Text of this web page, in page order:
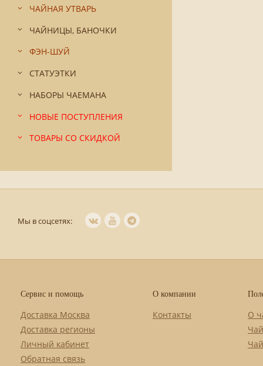
ЧАЙНАЯ УТВАРЬ
ЧАЙНИЦЫ, БАНОЧКИ
ФЭН-ШУЙ
СТАТУЭТКИ
НАБОРЫ ЧАЕМАНА
НОВЫЕ ПОСТУПЛЕНИЯ
ТОВАРЫ СО СКИДКОЙ
Мы в соцсетях:
Сервис и помощь
Доставка Москва
Доставка регионы
Личный кабинет
Обратная связь
О компании
Контакты
О